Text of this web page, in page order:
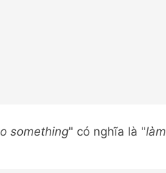
something" có nghĩa là "làm